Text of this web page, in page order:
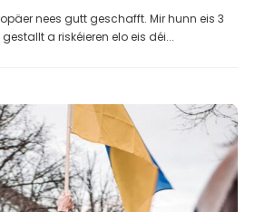
nees gutt geschafft. Mir hunn eis 3
a riskéieren elo eis déi...